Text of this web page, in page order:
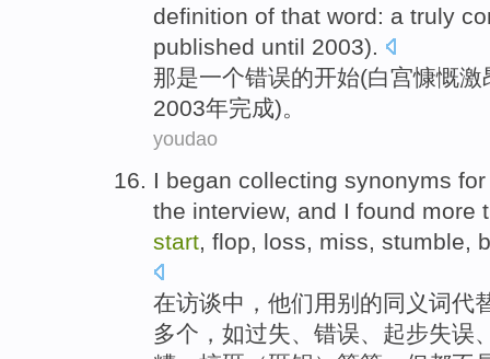
definition of that word: a truly
published until 2003).
那是一个错误的开始(白宫慷慨激
2003年完成)。
youdao
I began collecting synonyms
the interview, and I found more
start, flop, loss, miss, stumble,
在访谈中，他们用别的同义词代
多个 ，如过失、 错误、 起步失误